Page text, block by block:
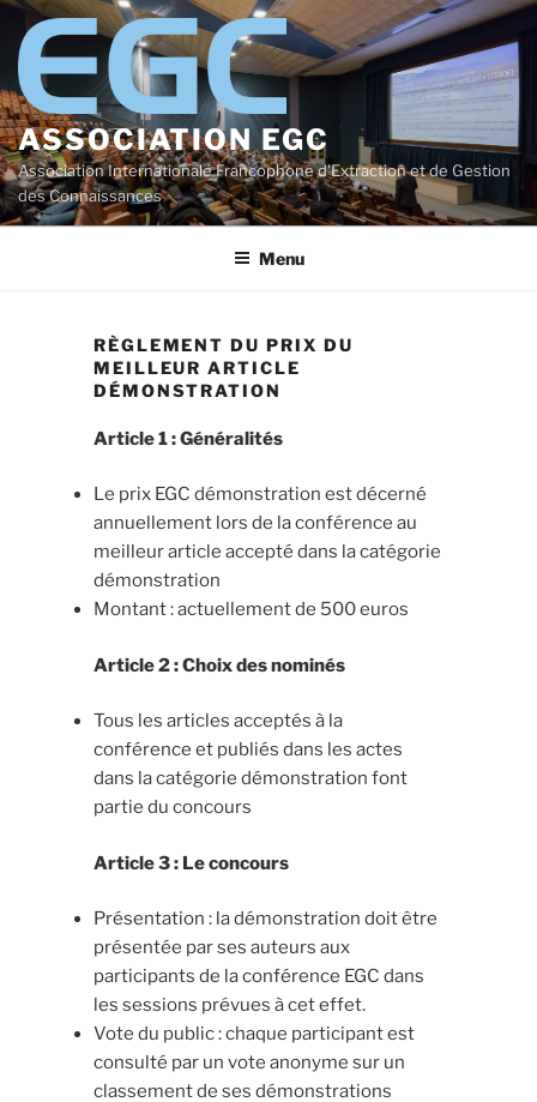
Aller
contenu
principal
ASSOCIATION EGC
Association Internationale Francophone d'Extraction et de Gestion
des Connaissances
Menu
RÈGLEMENT DU PRIX DU
MEILLEUR ARTICLE
DÉMONSTRATION
Article 1 : Généralités
Le prix EGC démonstration est décerné
annuellement lors de la conférence au
meilleur article accepté dans la catégorie
démonstration
Montant : actuellement de 500 euros
Article 2 : Choix des nominés
Tous les articles acceptés à la
conférence et publiés dans les actes
dans la catégorie démonstration font
partie du concours
Article 3 : Le concours
Présentation : la démonstration doit être
présentée par ses auteurs aux
participants de la conférence EGC dans
les sessions prévues à cet effet.
Vote du public : chaque participant est
consulté par un vote anonyme sur un
classement de ses démonstrations